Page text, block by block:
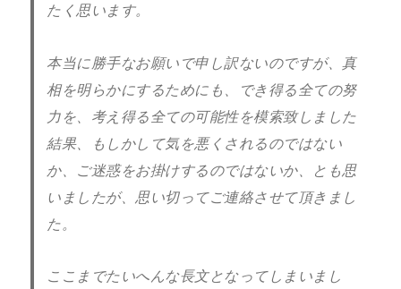
たく思います。
本当に勝手なお願いで申し訳ないのですが、真
相を明らかにするためにも、でき得る全ての努
力を、考え得る全ての可能性を模索致しました
結果、もしかして気を悪くされるのではない
か、ご迷惑をお掛けするのではないか、とも思
いましたが、思い切ってご連絡させて頂きまし
た。
ここまでたいへんな長文となってしまいまし